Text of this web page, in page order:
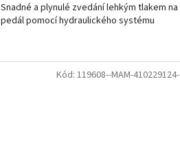
Snadné a plynulé zvedání lehkým tlakem na
pedál pomocí hydraulického systému
Kód: 119608--MAM-410229124-